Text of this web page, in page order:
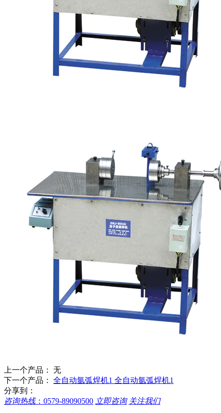
上一个产品： 无
下一个产品： 全自动氩弧焊机1 全自动氩弧焊机1
分享到：
咨询热线： 0579-89090500 立即咨询 关注我们